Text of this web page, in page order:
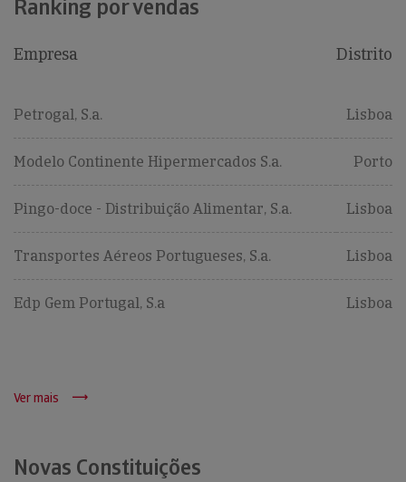
Ranking por vendas
Empresa Distrito
Petrogal, S.a. Lisboa
Modelo Continente Hipermercados S.a. Porto
Pingo-doce - Distribuição Alimentar, S.a. Lisboa
Transportes Aéreos Portugueses, S.a. Lisboa
Edp Gem Portugal, S.a Lisboa
Ver mais
Novas Constituições